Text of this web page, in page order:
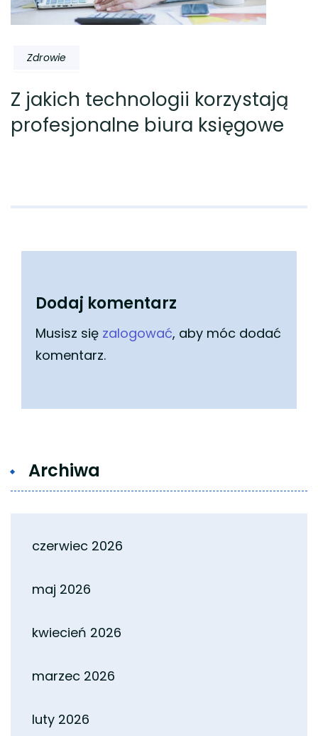
Zdrowie
Z jakich technologii korzystają
profesjonalne biura księgowe
Dodaj komentarz
Musisz się zalogować, aby móc dodać
komentarz.
Archiwa
czerwiec 2026
maj 2026
kwiecień 2026
marzec 2026
luty 2026